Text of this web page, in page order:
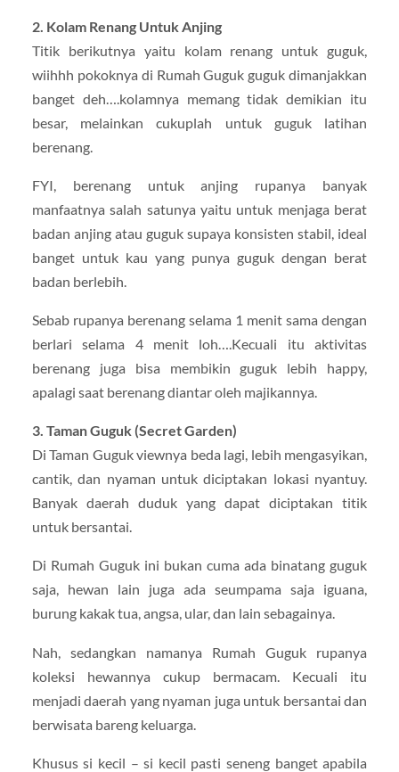
2. Kolam Renang Untuk Anjing
Titik berikutnya yaitu kolam renang untuk guguk,
wiihhh pokoknya di Rumah Guguk guguk dimanjakkan
banget deh….kolamnya memang tidak demikian itu
besar, melainkan cukuplah untuk guguk latihan
berenang.
FYI, berenang untuk anjing rupanya banyak
manfaatnya salah satunya yaitu untuk menjaga berat
badan anjing atau guguk supaya konsisten stabil, ideal
banget untuk kau yang punya guguk dengan berat
badan berlebih.
Sebab rupanya berenang selama 1 menit sama dengan
berlari selama 4 menit loh….Kecuali itu aktivitas
berenang juga bisa membikin guguk lebih happy,
apalagi saat berenang diantar oleh majikannya.
3. Taman Guguk (Secret Garden)
Di Taman Guguk viewnya beda lagi, lebih mengasyikan,
cantik, dan nyaman untuk diciptakan lokasi nyantuy.
Banyak daerah duduk yang dapat diciptakan titik
untuk bersantai.
Di Rumah Guguk ini bukan cuma ada binatang guguk
saja, hewan lain juga ada seumpama saja iguana,
burung kakak tua, angsa, ular, dan lain sebagainya.
Nah, sedangkan namanya Rumah Guguk rupanya
koleksi hewannya cukup bermacam. Kecuali itu
menjadi daerah yang nyaman juga untuk bersantai dan
berwisata bareng keluarga.
Khusus si kecil – si kecil pasti seneng banget apabila